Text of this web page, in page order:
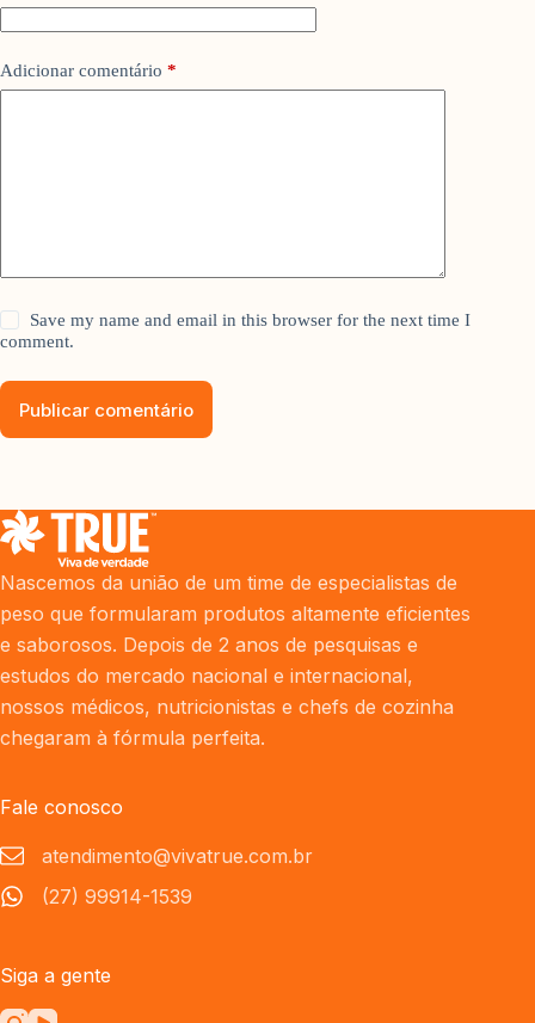
Adicionar comentário *
Save my name and email in this browser for the next time I
comment.
Publicar comentário
Nascemos da união de um time de especialistas de
peso que formularam produtos altamente eficientes
e saborosos. Depois de 2 anos de pesquisas e
estudos do mercado nacional e internacional,
nossos médicos, nutricionistas e chefs de cozinha
chegaram à fórmula perfeita.
Fale conosco
atendimento@vivatrue.com.br
(27) 99914-1539
Siga a gente